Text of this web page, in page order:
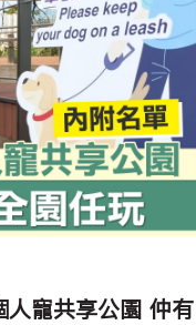
人寵共享公園 仲有